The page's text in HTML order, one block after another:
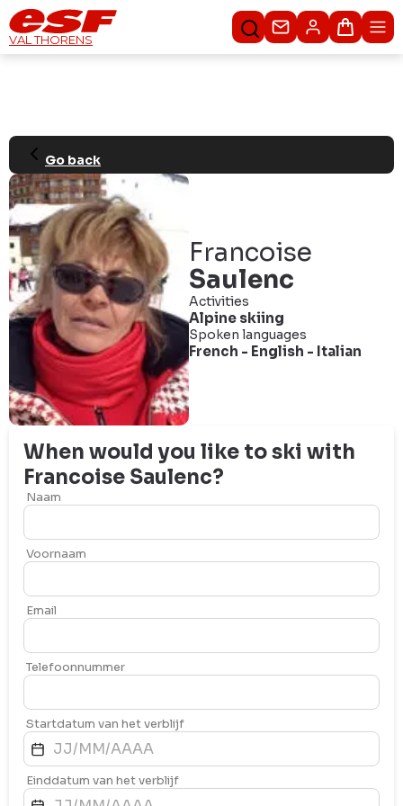
VAL THORENS Contacteer ons
Go back
Francoise
Saulenc
Activities
Alpine skiing
Spoken languages
French - English - Italian
When would you like to ski with
Francoise Saulenc?
Naam
Voornaam
Email
Telefoonnummer
Startdatum van het verblijf
Einddatum van het verblijf